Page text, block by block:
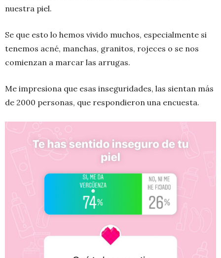
nuestra piel.
Se que esto lo hemos vivido muchos, especialmente si
tenemos acné, manchas, granitos, rojeces o se nos
comienzan a marcar las arrugas.
Me impresiona que esas inseguridades, las sientan más
de 2000 personas, que respondieron una encuesta.